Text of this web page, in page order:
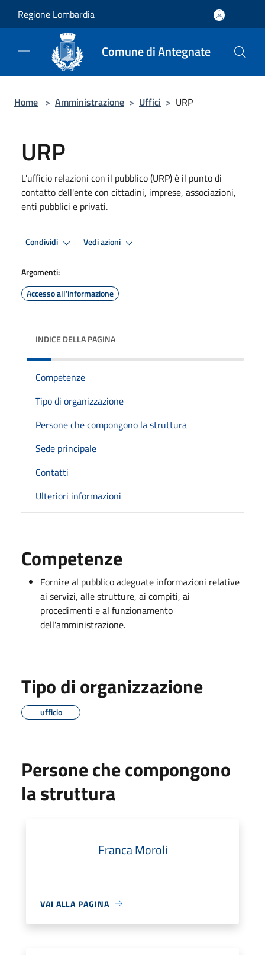
Regione Lombardia
Comune di Antegnate
Home > Amministrazione > Uffici > URP
URP
L'ufficio relazioni con il pubblico (URP) è il punto di
contatto dell'ente con cittadini, imprese, associazioni,
enti pubblici e privati.
Condividi Vedi azioni
Argomenti:
Accesso all'informazione
INDICE DELLA PAGINA
Competenze
Tipo di organizzazione
Persone che compongono la struttura
Sede principale
Contatti
Ulteriori informazioni
Competenze
Fornire al pubblico adeguate informazioni relative
ai servizi, alle strutture, ai compiti, ai
procedimenti e al funzionamento
dell'amministrazione.
Tipo di organizzazione
ufficio
Persone che compongono
la struttura
Franca Moroli
VAI ALLA PAGINA